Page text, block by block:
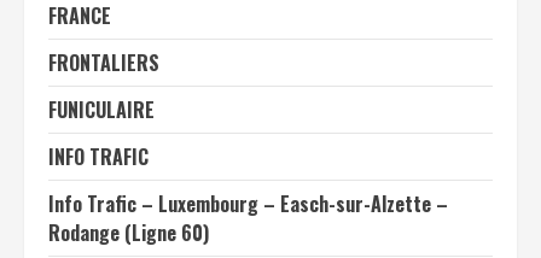
FRANCE
FRONTALIERS
FUNICULAIRE
INFO TRAFIC
Info Trafic – Luxembourg – Easch-sur-Alzette –
Rodange (Ligne 60)